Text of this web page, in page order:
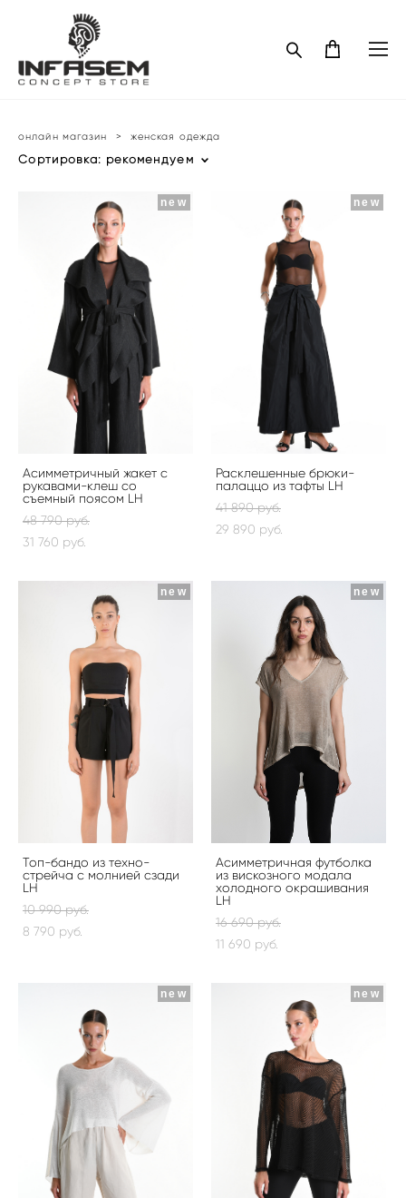
онлайн магазин > женская одежда
Сортировка: рекомендуем
new
Асимметричный жакет с
рукавами-клеш со
съемный поясом LH
48 790 pуб.
31 760 pуб.
new
Расклешенные брюки-
палаццо из тафты LH
41 890 pуб.
29 890 pуб.
new
Топ-бандо из техно-
стрейча с молнией сзади
LH
10 990 pуб.
8 790 pуб.
new
Асимметричная футболка
из вискозного модала
холодного окрашивания
LH
16 690 pуб.
11 690 pуб.
new new